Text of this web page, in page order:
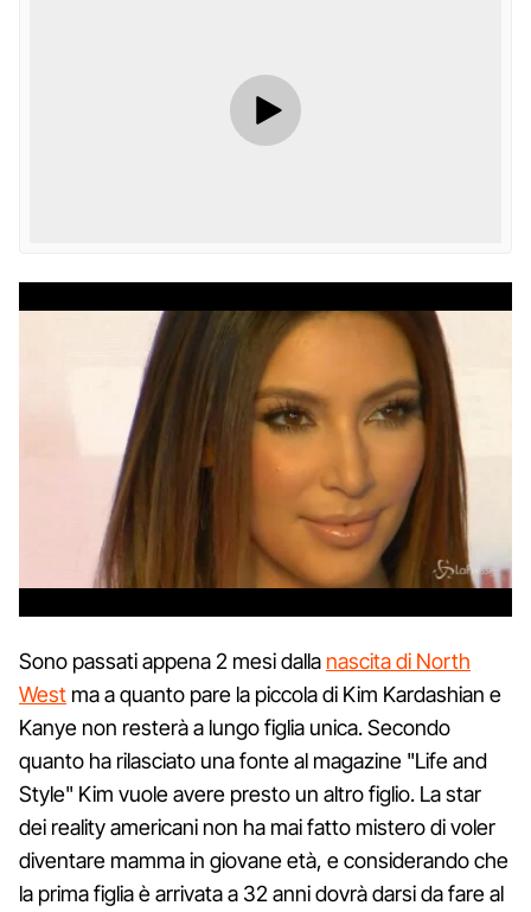
Sono passati appena 2 mesi dalla nascita di North
West ma a quanto pare la piccola di Kim Kardashian e
Kanye non resterà a lungo figlia unica. Secondo
quanto ha rilasciato una fonte al magazine "Life and
Style" Kim vuole avere presto un altro figlio. La star
dei reality americani non ha mai fatto mistero di voler
diventare mamma in giovane età, e considerando che
la prima figlia è arrivata a 32 anni dovrà darsi da fare al